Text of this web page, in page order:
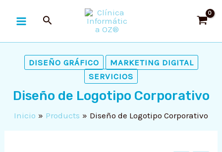
DISEÑO GRÁFICO
MARKETING DIGITAL
SERVICIOS
Diseño de Logotipo Corporativo
Inicio Products Diseño de Logotipo Corporativo